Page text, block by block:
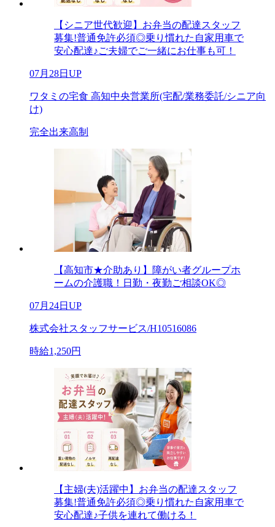
【シニア世代歓迎】お弁当の配達スタッフ
募集!普通免許必須◎乗り慣れた自家用車で
安心配達♪ご夫婦でご一緒にお仕事も可！
07月28日UP
ワタミの宅食 高知中央営業所(宅配/業務委託/シニア向
け)
完全出来高制
【高知市★介助あり】障がい者グループホ
ームの介護職！日勤・夜勤ご相談OK◎
07月24日UP
株式会社スタッフサービス/H10516086
時給1,250円
【主婦(夫)活躍中】お弁当の配達スタッフ
募集!普通免許必須◎乗り慣れた自家用車で
安心配達♪子供を連れて働ける！